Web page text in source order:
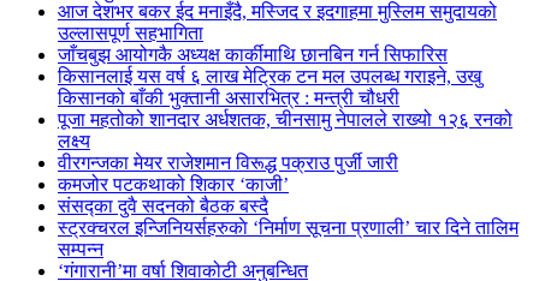
आज देशभर बकर ईद मनाइँदै, मस्जिद र इदगाहमा मुस्लिम समुदायको
उल्लासपूर्ण सहभागिता
जाँचबुझ आयोगकै अध्यक्ष कार्कीमाथि छानबिन गर्न सिफारिस
किसानलाई यस वर्ष ६ लाख मेट्रिक टन मल उपलब्ध गराइने, उखु
किसानको बाँकी भुक्तानी असारभित्र : मन्त्री चौधरी
पूजा महतोको शानदार अर्धशतक, चीनसामु नेपालले राख्यो १२६ रनको
लक्ष्य
वीरगन्जका मेयर राजेशमान विरूद्ध पक्राउ पुर्जी जारी
कमजोर पटकथाको शिकार ‘काजी’
संसद्का दुवै सदनको बैठक बस्दै
स्ट्रक्चरल इन्जिनियर्सहरुकाे ‘निर्माण सूचना प्रणाली’ चार दिने तालिम
सम्पन्न
‘गंगारानी’मा वर्षा शिवाकोटी अनुबन्धित